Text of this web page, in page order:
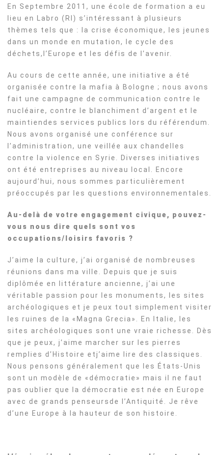
En Septembre 2011, une école de formation a eu
lieu en Labro (RI) s’intéressant à plusieurs
thèmes tels que : la crise économique, les jeunes
dans un monde en mutation, le cycle des
déchets,l’Europe et les défis de l’avenir.
Au cours de cette année, une initiative a été
organisée contre la mafia à Bologne ; nous avons
fait une campagne de communication contre le
nucléaire, contre le blanchiment d’argent et le
maintiendes services publics lors du référendum.
Nous avons organisé une conférence sur
l’administration, une veillée aux chandelles
contre la violence en Syrie. Diverses initiatives
ont été entreprises au niveau local. Encore
aujourd’hui, nous sommes particulièrement
préoccupés par les questions environnementales.
Au-delà de votre engagement civique, pouvez-
vous nous dire quels sont vos
occupations/loisirs favoris ?
J’aime la culture, j’ai organisé de nombreuses
réunions dans ma ville. Depuis que je suis
diplômée en littérature ancienne, j’ai une
véritable passion pour les monuments, les sites
archéologiques et je peux tout simplement visiter
les ruines de la «Magna Grecia». En Italie, les
sites archéologiques sont une vraie richesse. Dès
que je peux, j’aime marcher sur les pierres
remplies d’Histoire etj’aime lire des classiques.
Nous pensons généralement que les États-Unis
sont un modèle de «démocratie» mais il ne faut
pas oublier que la démocratie est née en Europe
avec de grands penseursde l’Antiquité. Je rêve
d’une Europe à la hauteur de son histoire.